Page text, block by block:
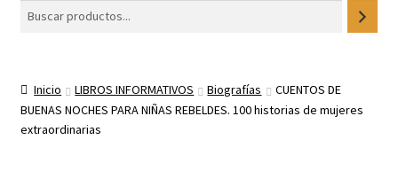
a
c
a
Buscar
Inicio LIBROS INFORMATIVOS Biografías
CUENTOS DE
BUENAS NOCHES PARA NIÑAS REBELDES. 100 historias de mujeres
extraordinarias